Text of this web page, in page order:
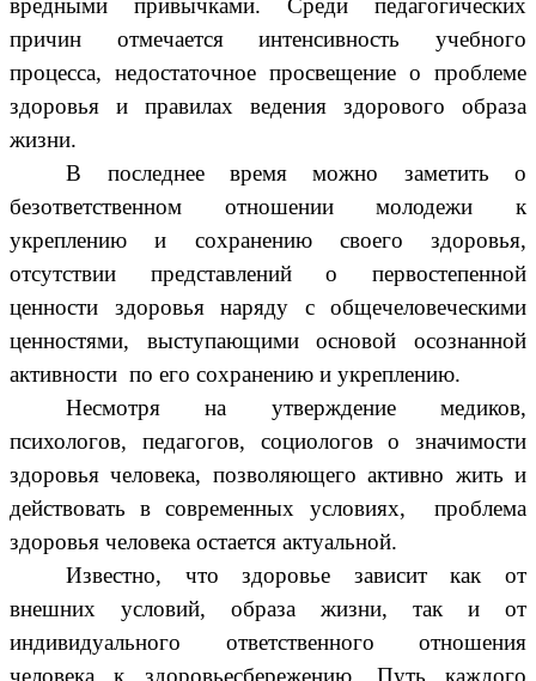
вредными привычками. Среди педагогических
причин отмечается интенсивность учебного
процесса, недостаточное просвещение о проблеме
здоровья и правилах ведения здорового образа
жизни.
В последнее время можно заметить о
безответственном отношении молодежи к
укреплению и сохранению своего здоровья,
отсутствии представлений о первостепенной
ценности здоровья наряду с общечеловеческими
ценностями, выступающими основой осознанной
активности по его сохранению и укреплению.
Несмотря на утверждение медиков,
психологов, педагогов, социологов о значимости
здоровья человека, позволяющего активно жить и
действовать в современных условиях, проблема
здоровья человека остается актуальной.
Известно, что здоровье зависит как от
внешних условий, образа жизни, так и от
индивидуального ответственного отношения
человека к здоровьесбережению. Путь каждого